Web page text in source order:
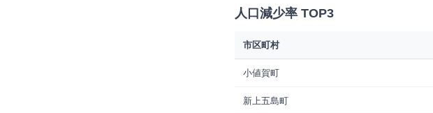
人口減少率 TOP3
市区町村
小値賀町
新上五島町